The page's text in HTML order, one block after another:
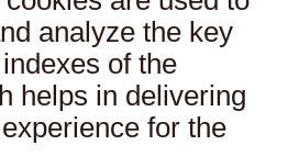
analyze the key
of the
helps in delivering
for the